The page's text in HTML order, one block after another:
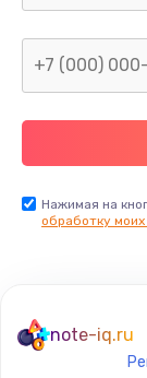
Нажимая на
обработку
note-iq.ru